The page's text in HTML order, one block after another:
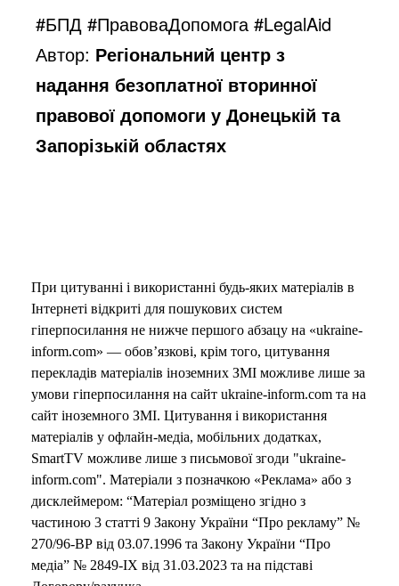
#БПД #ПравоваДопомога #LegalAid
Автор: Регіональний центр з
надання безоплатної вторинної
правової допомоги у Донецькій та
Запорізькій областях
При цитуванні і використанні будь-яких матеріалів в
Інтернеті відкриті для пошукових систем
гіперпосилання не нижче першого абзацу на «ukraine-
inform.com» — обов’язкові, крім того, цитування
перекладів матеріалів іноземних ЗМІ можливе лише за
умови гіперпосилання на сайт ukraine-inform.com та на
сайт іноземного ЗМІ. Цитування і використання
матеріалів у офлайн-медіа, мобільних додатках,
SmartTV можливе лише з письмової згоди "ukraine-
inform.com". Матеріали з позначкою «Реклама» або з
дисклеймером: “Матеріал розміщено згідно з
частиною 3 статті 9 Закону України “Про рекламу” №
270/96-ВР від 03.07.1996 та Закону України “Про
медіа” № 2849-IX від 31.03.2023 та на підставі